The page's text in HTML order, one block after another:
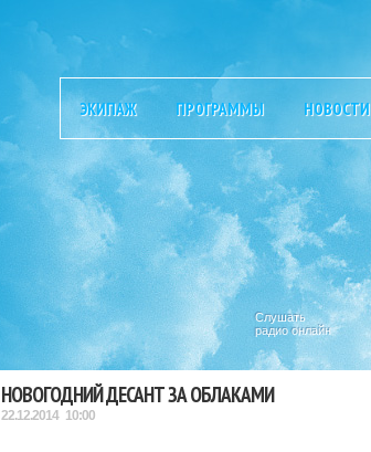
ЭКИПАЖ ПРОГРАММЫ НОВОСТИ
Слушать
радио онлайн
НОВОГОДНИЙ ДЕСАНТ ЗА ОБЛАКАМИ
22.12.2014 10:00